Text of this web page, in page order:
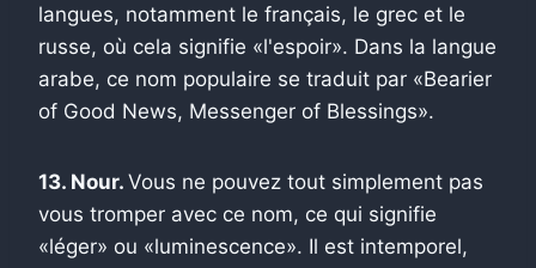
langues, notamment le français, le grec et le
russe, où cela signifie «l'espoir». Dans la langue
arabe, ce nom populaire se traduit par «Bearier
of Good News, Messenger of Blessings».
13. Nour. Vous ne pouvez tout simplement pas
vous tromper avec ce nom, ce qui signifie
«léger» ou «luminescence». Il est intemporel,